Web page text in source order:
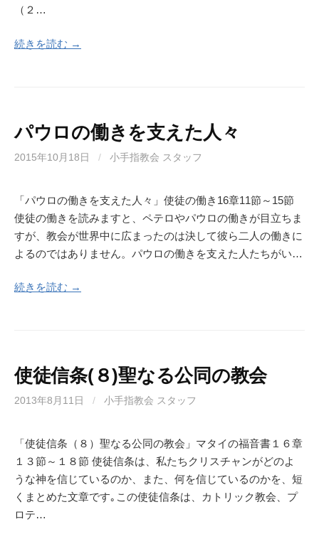
（２…
続きを読む →
パウロの働きを支えた人々
2015年10月18日 / 小手指教会 スタッフ
「パウロの働きを支えた人々」使徒の働き16章11節～15節
使徒の働きを読みますと、ペテロやパウロの働きが目立ちま
すが、教会が世界中に広まったのは決して彼ら二人の働きに
よるのではありません。パウロの働きを支えた人たちがい…
続きを読む →
使徒信条(８)聖なる公同の教会
2013年8月11日 / 小手指教会 スタッフ
「使徒信条（８）聖なる公同の教会」マタイの福音書１６章
１３節～１８節 使徒信条は、私たちクリスチャンがどのよ
うな神を信じているのか、また、何を信じているのかを、短
くまとめた文章です｡この使徒信条は、カトリック教会、プ
ロテ…